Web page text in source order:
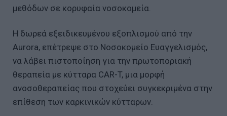
μεθόδων σε κορυφαία νοσοκομεία.
Η δωρεά εξειδικευμένου εξοπλισμού από την
Aurora, επέτρεψε στο Νοσοκομείο Ευαγγελισμός,
να λάβει πιστοποίηση για την πρωτοποριακή
θεραπεία με κύτταρα CAR-T, μια μορφή
ανοσοθεραπείας που στοχεύει συγκεκριμένα στην
επίθεση των καρκινικών κύτταρων.